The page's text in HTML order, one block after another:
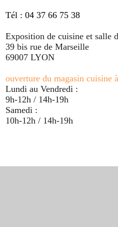
Tél : 04 37 66 75 38
Exposition de cuisine et salle
39 bis rue de Marseille
69007 LYON
ouverture du magasin cuisine
Lundi au Vendredi :
9h-12h / 14h-19h
Samedi :
10h-12h / 14h-19h